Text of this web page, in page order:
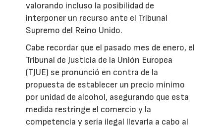
valorando incluso la posibilidad de
interponer un recurso ante el Tribunal
Supremo del Reino Unido.
Cabe recordar que el pasado mes de enero, el
Tribunal de Justicia de la Unión Europea
(TJUE) se pronunció en contra de la
propuesta de establecer un precio mínimo
por unidad de alcohol, asegurando que esta
medida restringe el comercio y la
competencia y sería ilegal llevarla a cabo al